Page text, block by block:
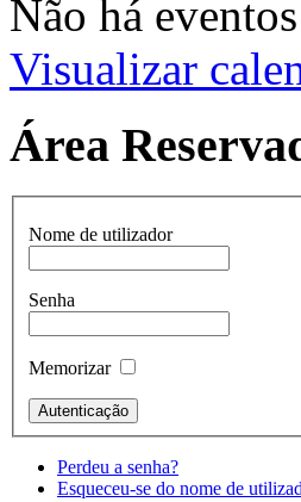
Não há
Visualizar
Área
Nome de utilizador
Senha
Memorizar
Perdeu a senha?
Esqueceu-se do nome de